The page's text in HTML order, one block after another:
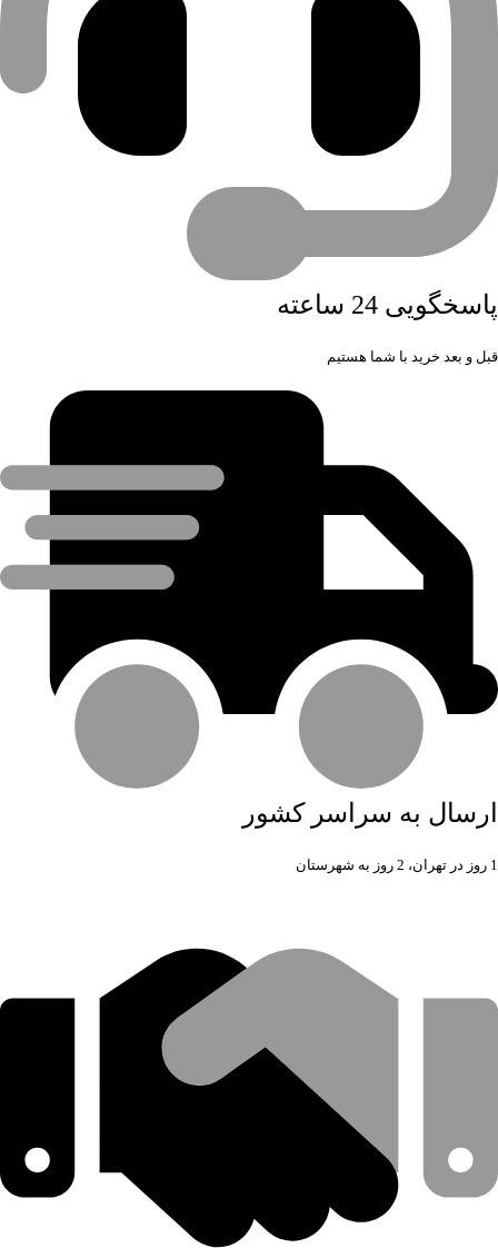
پاسخگویی 24 ساعته
قبل و بعد خرید با شما هستیم
ارسال به سراسر کشور
1 روز در تهران، 2 روز به شهرستان